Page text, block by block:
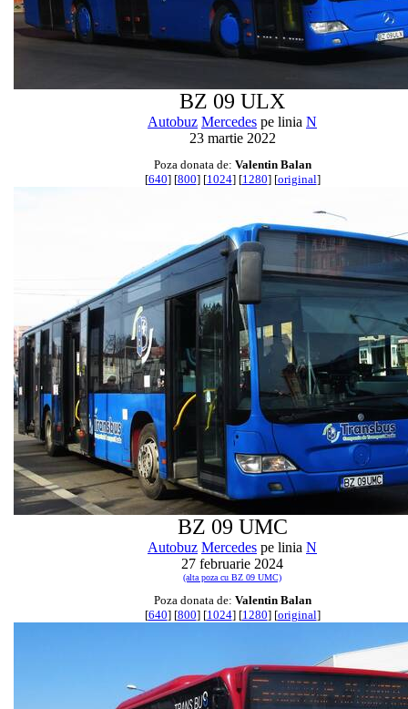
BZ 09 ULX
Autobuz Mercedes pe linia N
23 martie 2022
Poza donata de: Valentin Balan
[640] [800] [1024] [1280] [original]
BZ 09 UMC
Autobuz Mercedes pe linia N
27 februarie 2024
(alta poza cu BZ 09 UMC)
Poza donata de: Valentin Balan
[640] [800] [1024] [1280] [original]